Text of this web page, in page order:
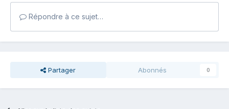
Répondre à ce sujet…
Partager Abonnés 0